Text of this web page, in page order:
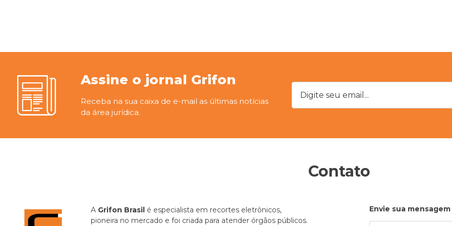
Assine o jornal Grifon
Receba na sua caixa de e-mail as últimas notícias
da área jurídica.
Digite seu email...
Contato
A Grifon Brasil é especialista em recortes eletrônicos,
pioneira no mercado e foi criada para atender órgãos públicos.
Envie sua mensagem